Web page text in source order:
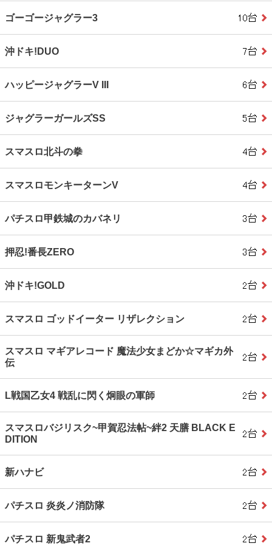
ゴーゴージャグラー3
沖ドキ!DUO
ハッピージャグラーV III
ジャグラーガールズSS
スマスロ北斗の拳
スマスロモンキーターンV
パチスロ甲鉄城のカバネリ
押忍!番長ZERO
沖ドキ!GOLD
スマスロ ゴッドイーター リザレクション
スマスロ マギアレコード 魔法少女まどか☆マギカ外
伝
L戦国乙女4 戦乱に閃く炯眼の軍師
スマスロバジリスク~甲賀忍法帖~絆2 天膳 BLACK E
DITION
新ハナビ
パチスロ 炎炎ノ消防隊
パチスロ 新鬼武者2